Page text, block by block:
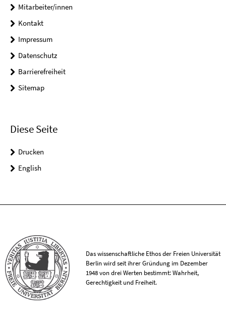
Mitarbeiter/innen
Kontakt
Impressum
Datenschutz
Barrierefreiheit
Sitemap
Diese Seite
Drucken
English
Das wissenschaftliche Ethos der Freien Universität
Berlin wird seit ihrer Gründung im Dezember
1948 von drei Werten bestimmt: Wahrheit,
Gerechtigkeit und Freiheit.